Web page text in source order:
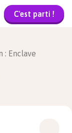
C'est parti !
: Enclave